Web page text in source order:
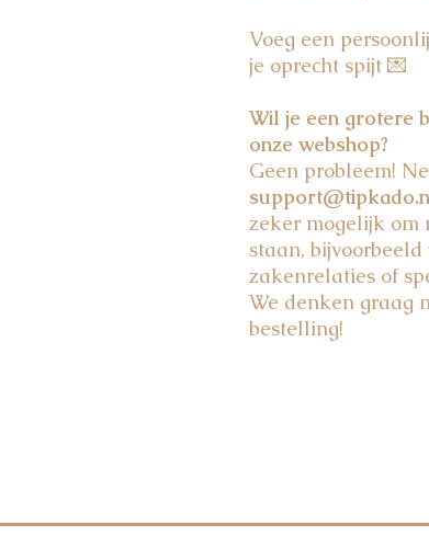
Voeg een
je oprecht spijt 💌
Wil je een grotere
onze webshop?
Geen probleem!
zeker mogelijk om
staan,
zakenrelaties of
We denken graag
bestelling!